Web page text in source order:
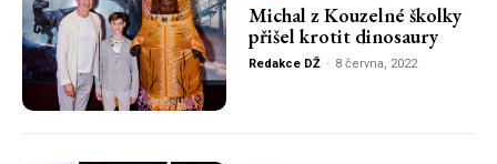
Michal z Kouzelné školky
přišel krotit dinosaury
Redakce DŽ - 8 června, 2022